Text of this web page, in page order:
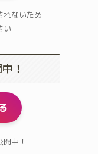
ないため
い
！
中！